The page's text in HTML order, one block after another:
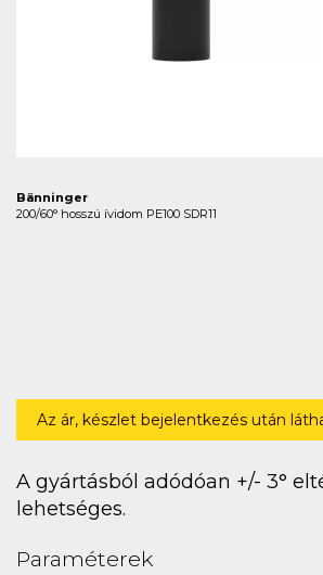
Bänninger
200/60° hosszú ívidom PE100 SDR11
Az ár, készlet bejelentkezés után
A gyártásból adódóan +/- 3°
lehetséges.
Paraméterek